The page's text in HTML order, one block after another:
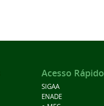
Acesso Rápido
SIGAA
ENADE